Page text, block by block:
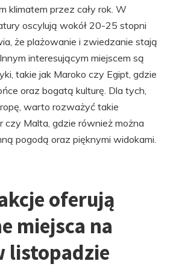
klimatem przez cały rok. W
oscylują wokół 20-25 stopni
że plażowanie i zwiedzanie stają
interesującym miejscem są
takie jak Maroko czy Egipt, gdzie
oraz bogatą kulturę. Dla tych,
warto rozważyć takie
czy Malta, gdzie również można
pogodą oraz pięknymi widokami.
oferują
miejsca na
listopadzie